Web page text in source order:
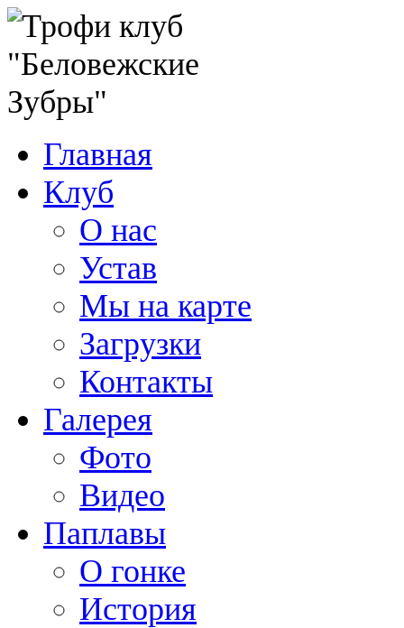
Главная
Клуб
О нас
Устав
Мы на карте
Загрузки
Контакты
Галерея
Фото
Видео
Паплавы
О гонке
История